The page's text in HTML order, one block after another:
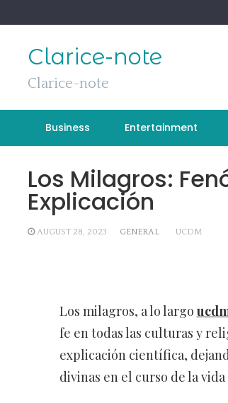
to
Clarice-note
Clarice-note
Business Entertainment
Los Milagros:
Explicación
AUGUST 28, 2023 GENERAL UCDM
Los milagros, a lo largo
fe en todas las culturas y
explicación científica,
divinas en el curso de la